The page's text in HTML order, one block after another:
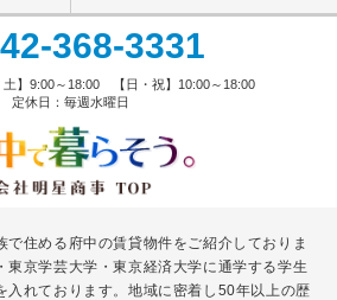
368-3331
土】9:00～18:00 【日・祝】10:00～18:00
定休日：毎週水曜日
で住める府中の賃貸物件をご紹介しておりま
東京学芸大学・東京経済大学に通学する学生
入れております。地域に密着し50年以上の歴